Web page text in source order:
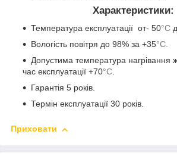
Характеристики:
Температура експлуатації от- 50°С
Вологість повітря до 98% за +35°С.
Допустима температура нагрівання
час експлуатації +70°С.
Гарантія 5 років.
Термін експлуатації 30 років.
Приховати